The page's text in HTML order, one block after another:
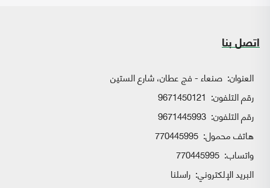
اتصل بنا
العنوان: صنعاء - فج عطان، شارع الستين
رقم التلفون: 9671450121
رقم التلفون: 9671445993
هاتف محمول: 770445995
واتساب:
البريد الإلكتروني: راسلنا